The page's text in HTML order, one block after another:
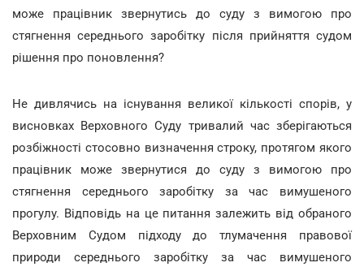
може працівник звернутись до суду з вимогою про
стягнення середнього заробітку після прийняття судом
рішення про поновлення?
Не дивлячись на існування великої кількості спорів, у
висновках Верховного Суду тривалий час зберігаються
розбіжності стосовно визначення строку, протягом якого
працівник може звернутися до суду з вимогою про
стягнення середнього заробітку за час вимушеного
прогулу. Відповідь на це питання залежить від обраного
Верховним Судом підходу до тлумачення правової
природи середнього заробітку за час вимушеного